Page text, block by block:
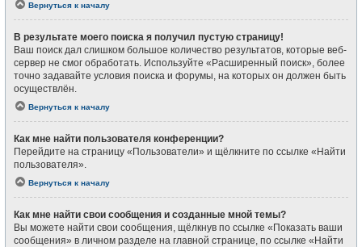
Вернуться к началу
В результате моего поиска я получил пустую страницу!
Ваш поиск дал слишком большое количество результатов, которые веб-
сервер не смог обработать. Используйте «Расширенный поиск», более
точно задавайте условия поиска и форумы, на которых он должен быть
осуществлён.
Вернуться к началу
Как мне найти пользователя конференции?
Перейдите на страницу «Пользователи» и щёлкните по ссылке «Найти
пользователя».
Вернуться к началу
Как мне найти свои сообщения и созданные мной темы?
Вы можете найти свои сообщения, щёлкнув по ссылке «Показать ваши
сообщения» в личном разделе на главной странице, по ссылке «Найти